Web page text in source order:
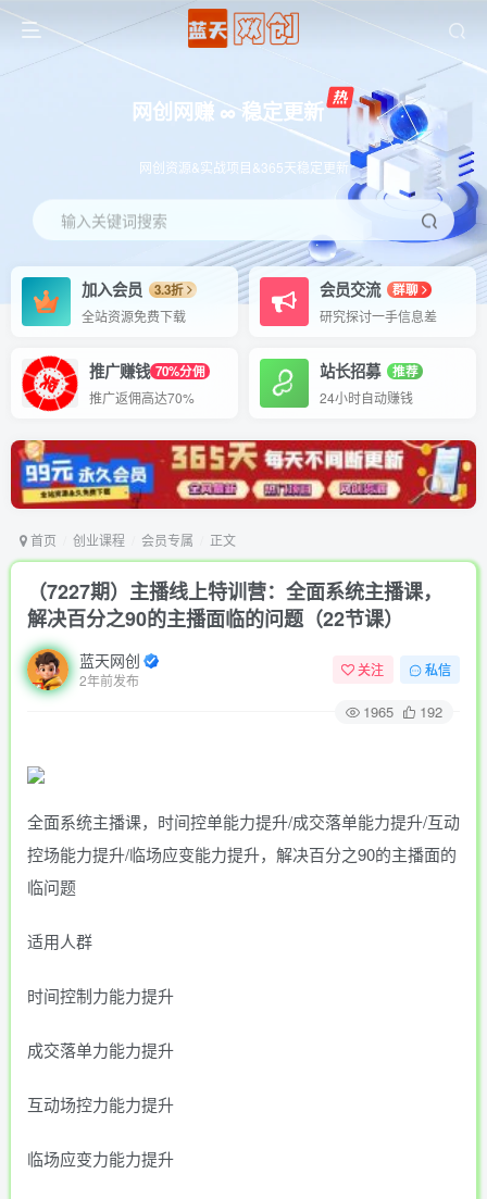
网创网赚 ∞ 稳定更新
网创资源&实战项目&365天稳定更新
输入关键词搜索
加入会员
3.3折
全站资源免费下载
会员交流
群聊
研究探讨一手信息差
推广赚钱 70%分佣
推广返佣高达70%
站长招募
推荐
24小时自动赚钱
首页 创业课程 会员专属 正文
（7227期）主播线上特训营：全面系统主播课，
解决百分之90的主播面临的问题（22节课）
蓝天网创
2年前发布
关注 私信
1965 192
全面系统‮播主‬课，时间控‮能单‬力提升/成‮落交‬单能力提升/互动‮
场控‬能力提升/临场应变能力提升，解决‮分百‬之90的主播面‮的
临‬问题
适用人群
时间控制力能力提升
成交落单力能力提升
互动场控力能力提升
临场应变力能力提升